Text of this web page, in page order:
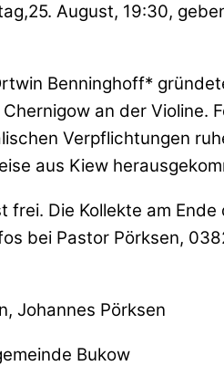
August, 19:30,
Benninghoff*
an der Violine.
Verpflichtungen
aus Kiew
frei. Die Kollekte am
bei Pastor Pörksen,
Johannes Pörksen
Bukow